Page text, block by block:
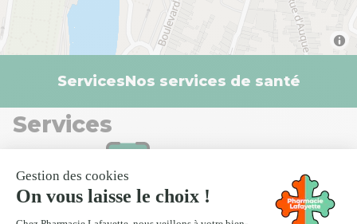
ServicesNos services de santé
Services
Scan ordonnance
Nos services de santé